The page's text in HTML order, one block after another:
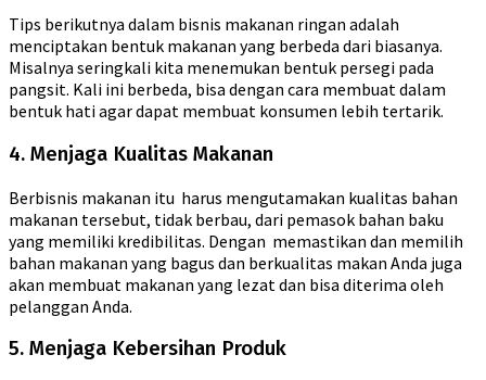
Tips berikutnya dalam bisnis makanan ringan adalah
menciptakan bentuk makanan yang berbeda dari biasanya.
Misalnya seringkali kita menemukan bentuk persegi pada
pangsit. Kali ini berbeda, bisa dengan cara membuat dalam
bentuk hati agar dapat membuat konsumen lebih tertarik.
4. Menjaga Kualitas Makanan
Berbisnis makanan itu harus mengutamakan kualitas bahan
makanan tersebut, tidak berbau, dari pemasok bahan baku
yang memiliki kredibilitas. Dengan memastikan dan memilih
bahan makanan yang bagus dan berkualitas makan Anda juga
akan membuat makanan yang lezat dan bisa diterima oleh
pelanggan Anda.
5. Menjaga Kebersihan Produk